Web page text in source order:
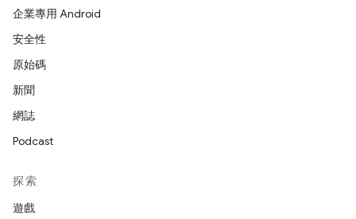
企業專用 Android
安全性
原始碼
新聞
網誌
Podcast
探索
遊戲